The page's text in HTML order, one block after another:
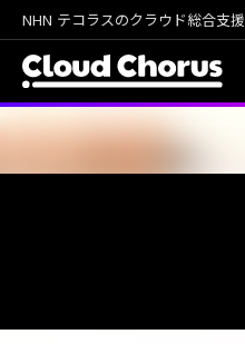
NHN テコラスのクラウド総合支援